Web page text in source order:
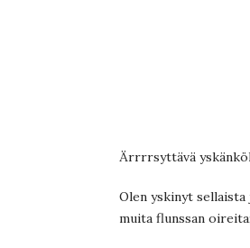
Ärrrrsyttävä
Olen yskinyt
muita flunssan